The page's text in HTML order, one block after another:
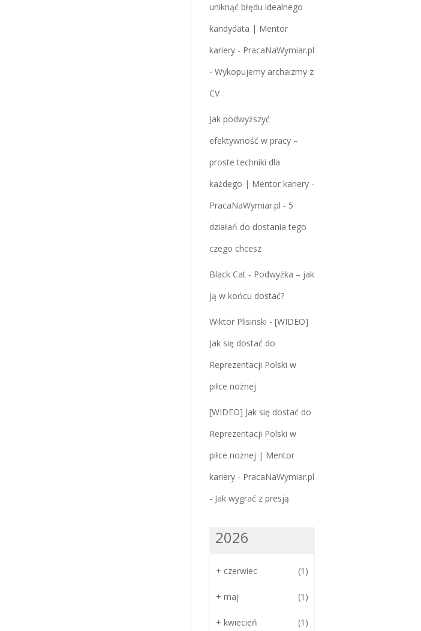
uniknąć błędu idealnego
kandydata | Mentor
kariery - PracaNaWymiar.pl
- Wykopujemy archaizmy z
CV
Jak podwyższyć
efektywność w pracy –
proste techniki dla
każdego | Mentor kariery -
PracaNaWymiar.pl - 5
działań do dostania tego
czego chcesz
Black Cat- Podwyżka – jak
ją w końcu dostać?
Wiktor Plisinski - [WIDEO]
Jak się dostać do
Reprezentacji Polski w
piłce nożnej
[WIDEO] Jak się dostać do
Reprezentacji Polski w
piłce nożnej | Mentor
kariery - PracaNaWymiar.pl
- Jak wygrać z presją
2026
+ czerwiec (1)
+ maj (1)
+ kwiecień (1)